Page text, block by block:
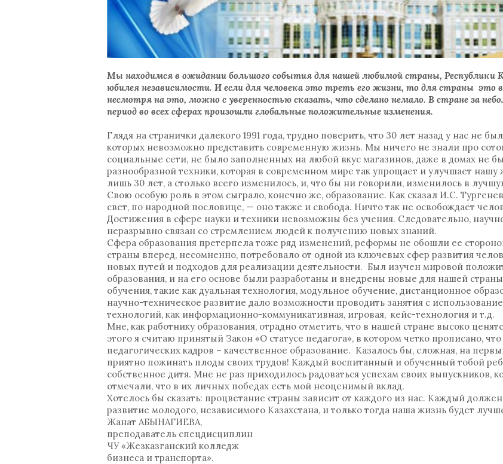
Мы находимся в ожидании большого события для нашей любимой страны, Республики
юбилея независимости. И если для человека это треть его жизни, то для страны это
несмотря на это, можно с уверенностью сказать, что сделано немало. В стране за
период во всех сферах произошли глобальные положительные изменения.
Глядя на странички далекого 1991 года, трудно поверить, что 30 лет назад у нас не
которых невозможно представить современную жизнь. Мы ничего не знали про
социальные сети, не было заполненных на любой вкус магазинов, даже в домах не
разнообразной техники, которая в современном мире так упрощает и улучшает нашу
лишь 30 лет, а столько всего изменилось, и, что бы ни говорили, изменилось в
Свою особую роль в этом сыграло, конечно же, образование. Как сказал И.С.
свет, по народной пословице, — оно также и свобода. Ничто так не освобождает
Достижения в сфере науки и техники невозможны без учения. Следовательно,
неразрывно связан со стремлением людей к получению новых знаний.
Сфера образования претерпела тоже ряд изменений, реформы не обошли ее
страны вперед, несомненно, потребовало от одной из ключевых сфер развития
новых путей и подходов для реализации деятельности. Был изучен мировой
образования, и на его основе были разработаны и внедрены новые для нашей
обучения, такие как дуальная технология, модульное обучение, дистанционное
научно-техническое развитие дало возможности проводить занятия с
технологий, как информационно-коммуникативная, игровая, кейс-технология и т.д.
Мне, как работнику образования, отрадно отметить, что в нашей стране высоко
этого я считаю принятый Закон «О статусе педагога», в котором четко прописано,
педагогических кадров – качественное образование. Казалось бы, сложная, на
приятно пожинать плоды своих трудов! Каждый воспитанный и обученный тобой
собственное дитя. Мне не раз приходилось радоваться успехам своих выпускников,
отмечали, что в их личных победах есть мой неоценимый вклад.
Хотелось бы сказать: процветание страны зависит от каждого из нас. Каждый
развитие молодого, независимого Казахстана, и только тогда наша жизнь будет
Жанат АБЫНАГИЕВА,
преподаватель спецдисциплин
ЧУ «Жезказганский колледж
бизнеса и транспорта».